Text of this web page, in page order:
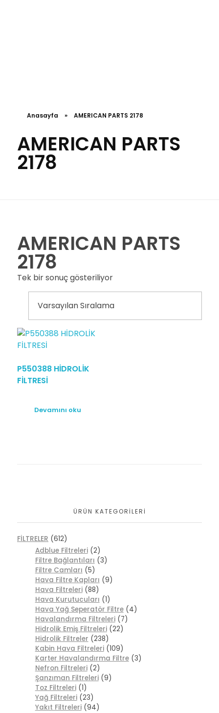
Anasayfa » AMERICAN PARTS 2178
AMERICAN PARTS
2178
AMERICAN PARTS
2178
Tek bir sonuç gösteriliyor
P550388 HİDROLİK
FİLTRESİ
Devamını oku
ÜRÜN KATEGORILERI
FİLTRELER (612)
Adblue Filtreleri (2)
Filtre Bağlantıları (3)
Filtre Camları (5)
Hava Filtre Kapları (9)
Hava Filtreleri (88)
Hava Kurutucuları (1)
Hava Yağ Seperatör Filtre (4)
Havalandırma Filtreleri (7)
Hidrolik Emiş Filtreleri (22)
Hidrolik Filtreler (238)
Kabin Hava Filtreleri (109)
Karter Havalandırma Filtre (3)
Nefron Filtreleri (2)
Şanzıman Filtreleri (9)
Toz Filtreleri (1)
Yağ Filtreleri (23)
Yakıt Filtreleri (94)